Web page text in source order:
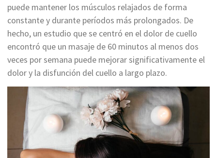
puede mantener los músculos relajados de forma
constante y durante períodos más prolongados. De
hecho, un estudio que se centró en el dolor de cuello
encontró que un masaje de 60 minutos al menos dos
veces por semana puede mejorar significativamente el
dolor y la disfunción del cuello a largo plazo.